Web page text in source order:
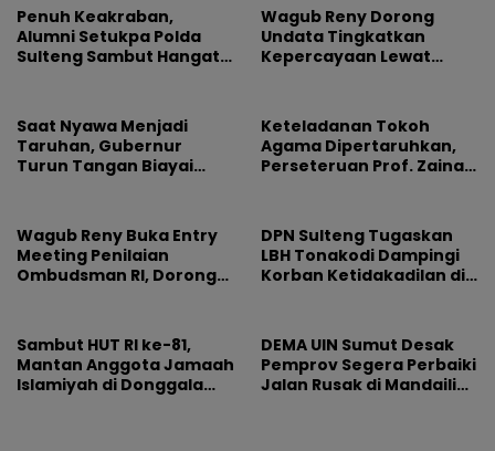
Indonesia
Integritas Polri
Penuh Keakraban,
Alumni Setukpa Polda
Sulteng Sambut Hangat
Wagub Reny Dorong
Undata Tingkatkan
Kepercayaan Lewat
Saat Nyawa Menjadi
Taruhan, Gubernur
Turun Tangan Biayai
Keteladanan Tokoh
Agama Dipertaruhkan,
Perseteruan Prof. Zainal
Persatuan Umat
Wagub Reny Buka Entry
Meeting Penilaian
Ombudsman RI, Dorong
Berkualitas
DPN Sulteng Tugaskan
LBH Tonakodi Dampingi
Korban Ketidakadilan di
Sambut HUT RI ke-81,
Mantan Anggota Jamaah
Islamiyah di Donggala
DEMA UIN Sumut Desak
Pemprov Segera Perbaiki
Jalan Rusak di Mandailing